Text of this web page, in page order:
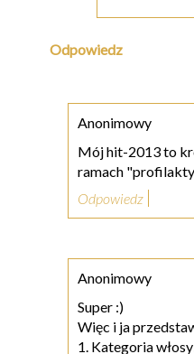
Odpowiedz
Anonimowy
Mój hit-2013 to
ramach
Odpowiedz
Anonimowy
Super :)
Więc i ja
1. Kategoria